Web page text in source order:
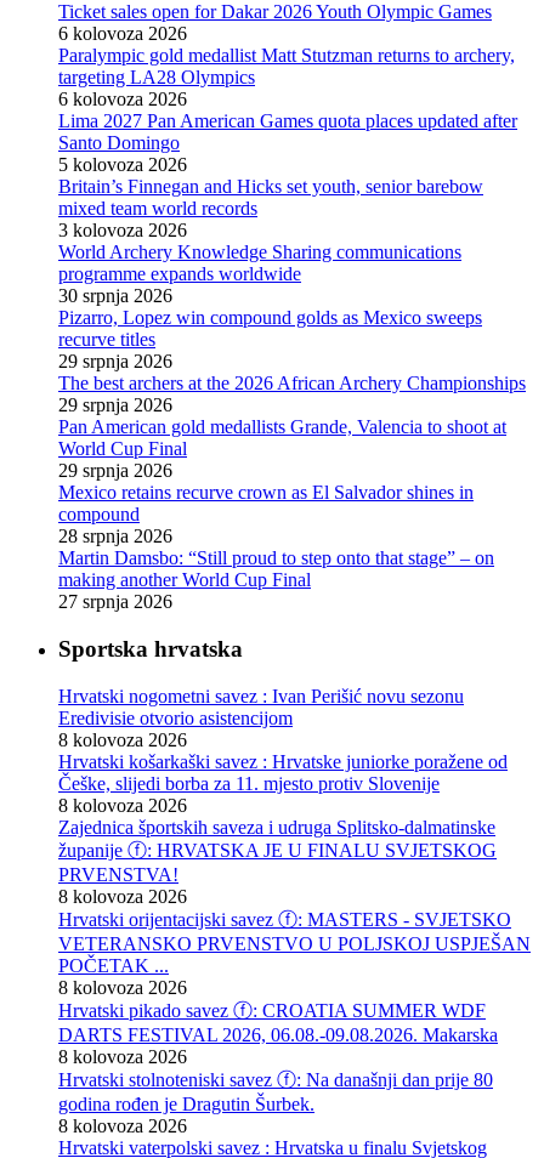
Ticket sales open for Dakar 2026 Youth Olympic Games
6 kolovoza 2026
Paralympic gold medallist Matt Stutzman returns to archery,
targeting LA28 Olympics
6 kolovoza 2026
Lima 2027 Pan American Games quota places updated after
Santo Domingo
5 kolovoza 2026
Britain’s Finnegan and Hicks set youth, senior barebow
mixed team world records
3 kolovoza 2026
World Archery Knowledge Sharing communications
programme expands worldwide
30 srpnja 2026
Pizarro, Lopez win compound golds as Mexico sweeps
recurve titles
29 srpnja 2026
The best archers at the 2026 African Archery Championships
29 srpnja 2026
Pan American gold medallists Grande, Valencia to shoot at
World Cup Final
29 srpnja 2026
Mexico retains recurve crown as El Salvador shines in
compound
28 srpnja 2026
Martin Damsbo: “Still proud to step onto that stage” – on
making another World Cup Final
27 srpnja 2026
Sportska hrvatska
Hrvatski nogometni savez : Ivan Perišić novu sezonu
Eredivisie otvorio asistencijom
8 kolovoza 2026
Hrvatski košarkaški savez : Hrvatske juniorke poražene od
Češke, slijedi borba za 11. mjesto protiv Slovenije
8 kolovoza 2026
Zajednica športskih saveza i udruga Splitsko-dalmatinske
županije ⓕ: HRVATSKA JE U FINALU SVJETSKOG
PRVENSTVA!
8 kolovoza 2026
Hrvatski orijentacijski savez ⓕ: MASTERS - SVJETSKO
VETERANSKO PRVENSTVO U POLJSKOJ USPJEŠAN
POČETAK ...
8 kolovoza 2026
Hrvatski pikado savez ⓕ: CROATIA SUMMER WDF
DARTS FESTIVAL 2026, 06.08.-09.08.2026. Makarska
8 kolovoza 2026
Hrvatski stolnoteniski savez ⓕ: Na današnji dan prije 80
godina rođen je Dragutin Šurbek.
8 kolovoza 2026
Hrvatski vaterpolski savez : Hrvatska u finalu Svjetskog